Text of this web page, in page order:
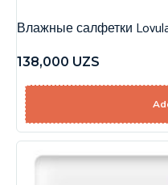
Влажные салфетки
138,000 UZS